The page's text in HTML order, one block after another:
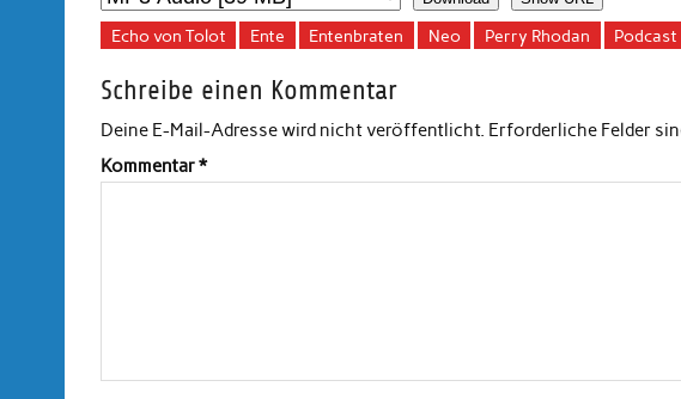
Echo von Tolot Ente Entenbraten Neo Perry Rhodan Podcast
Schreibe einen Kommentar
Deine E-Mail-Adresse wird nicht veröffentlicht. Erforderliche Felder
Kommentar*